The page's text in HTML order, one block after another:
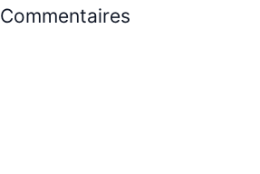
Commentaires